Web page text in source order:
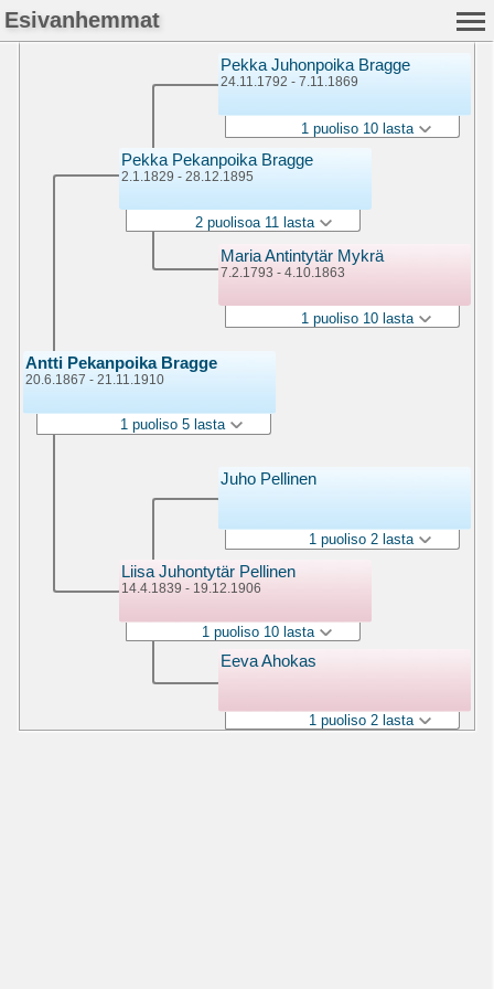
Esivanhemmat
Antti Pekanpoika Bragge
20.6.1867 - 21.11.1910
1 puoliso 5 lasta
Pekka Pekanpoika Bragge
2.1.1829 - 28.12.1895
2 puolisoa 11 lasta
Liisa Juhontytär Pellinen
14.4.1839 - 19.12.1906
1 puoliso 10 lasta
Pekka Juhonpoika Bragge
24.11.1792 - 7.11.1869
1 puoliso 10 lasta
Maria Antintytär Mykrä
7.2.1793 - 4.10.1863
1 puoliso 10 lasta
Juho Pellinen
1 puoliso 2 lasta
Eeva Ahokas
1 puoliso 2 lasta